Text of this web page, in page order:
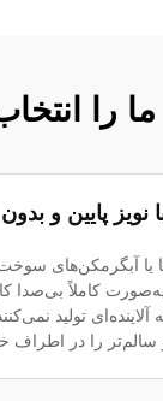
را
نویز پایین و بدون
یا آبگرمکن‌های
کاملاً بی‌صدا
آلاینده‌ای تولید
سالم‌تر را در اطراف